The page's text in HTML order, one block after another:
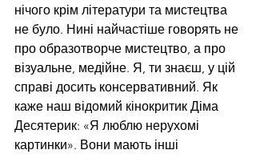
нічого крім літератури та мистецтва
не було. Нині найчастіше говорять не
про образотворче мистецтво, а про
візуальне, медійне. Я, ти знаєш, у цій
справі досить консервативний. Як
каже наш відомий кінокритик Діма
Десятерик: «Я люблю нерухомі
картинки». Вони мають інші